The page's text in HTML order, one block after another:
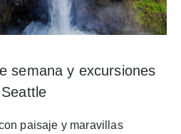
semana y excursiones
paisaje y maravillas